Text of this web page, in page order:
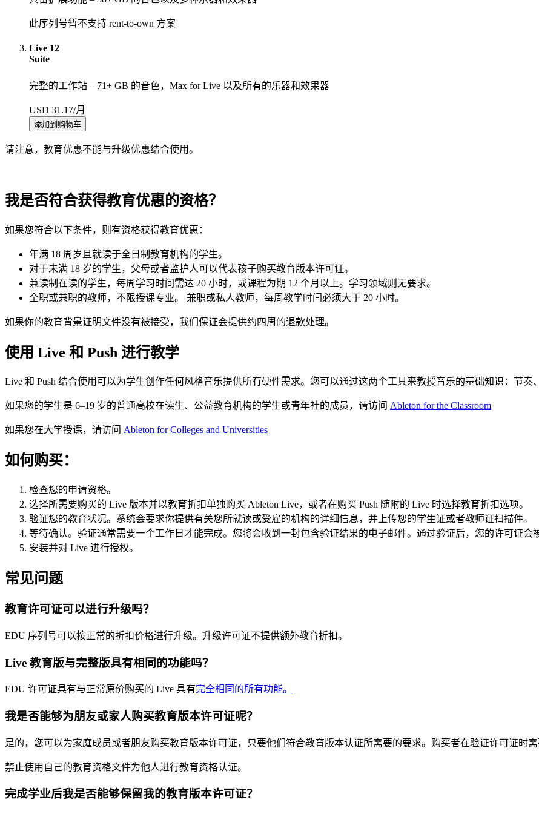
此序列号暂不支持 rent-to-own 方案
Live 12
Suite
完整的工作站 – 71+ GB 的音色，Max for Live 以及所有的乐器和效果器
USD 31.17/月
请注意，教育优惠不能与升级优惠结合使用。
我是否符合获得教育优惠的资格？
如果您符合以下条件，则有资格获得教育优惠：
年满 18 周岁且就读于全日制教育机构的学生。
对于未满 18 岁的学生，父母或者监护人可以代表孩子购买教育版本许可证。
兼读制在读的学生，每周学习时间需达 20 小时，或课程为期 12 个月以上。学习领域则无要求。
全职或兼职的教师，不限授课专业。 兼职或私人教师，每周教学时间必须大于 20 小时。
如果你的教育背景证明文件没有被接受，我们保证会提供约四周的退款处理。
使用 Live 和 Push 进行教学
Live 和 Push 结合使用可以为学生创作任何风格音乐提供所有硬件需求。您可以通过这两个工具来教授音乐的基础知识：节
如果您的学生是 6–19 岁的普通高校在读生、公益教育机构的学生或青年社的成员，请访问 Ableton for the Classroom
如果您在大学授课，请访问 Ableton for Colleges and Universities
如何购买：
检查您的申请资格。
选择所需要购买的 Live 版本并以教育折扣单独购买 Ableton Live，或者在购买 Push 随附的 Live 时选择教育折扣选项。
验证您的教育状况。系统会要求你提供有关您所就读或受雇的机构的详细信息，并上传您的学生证或者教师证扫描件。
等待确认。验证通常需要一个工作日才能完成。您将会收到一封包含验证结果的电子邮件。通过验证后，您的许可证会
安装并对 Live 进行授权。
常见问题
教育许可证可以进行升级吗？
EDU 序列号可以按正常的折扣价格进行升级。升级许可证不提供额外教育折扣。
Live 教育版与完整版具有相同的功能吗？
EDU 许可证具有与正常原价购买的 Live 具有完全相同的所有功能。
我是否能够为朋友或家人购买教育版本许可证呢？
是的，您可以为家庭成员或者朋友购买教育版本许可证，只要他们符合教育版本认证所需要的要求。购买者在验证许可证时需
禁止使用自己的教育资格文件为他人进行教育资格认证。
完成学业后我是否能够保留我的教育版本许可证？